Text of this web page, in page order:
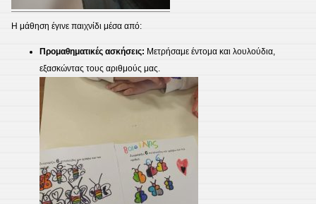
Η μάθηση έγινε παιχνίδι μέσα από:
Προμαθηματικές ασκήσεις: Μετρήσαμε έντομα και λουλούδια,
εξασκώντας τους αριθμούς μας.